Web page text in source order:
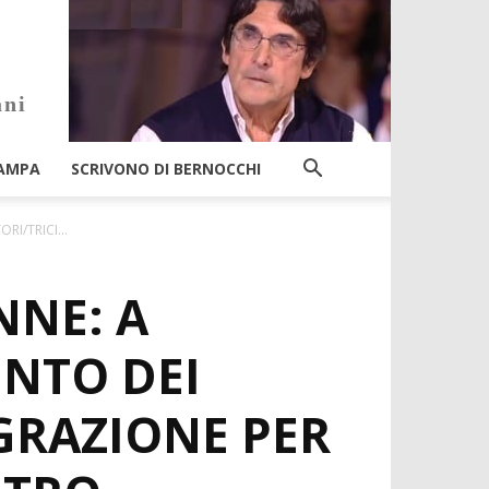
SCRIVONO DI BERNOCCHI
TRICI...
A
DEI
PER